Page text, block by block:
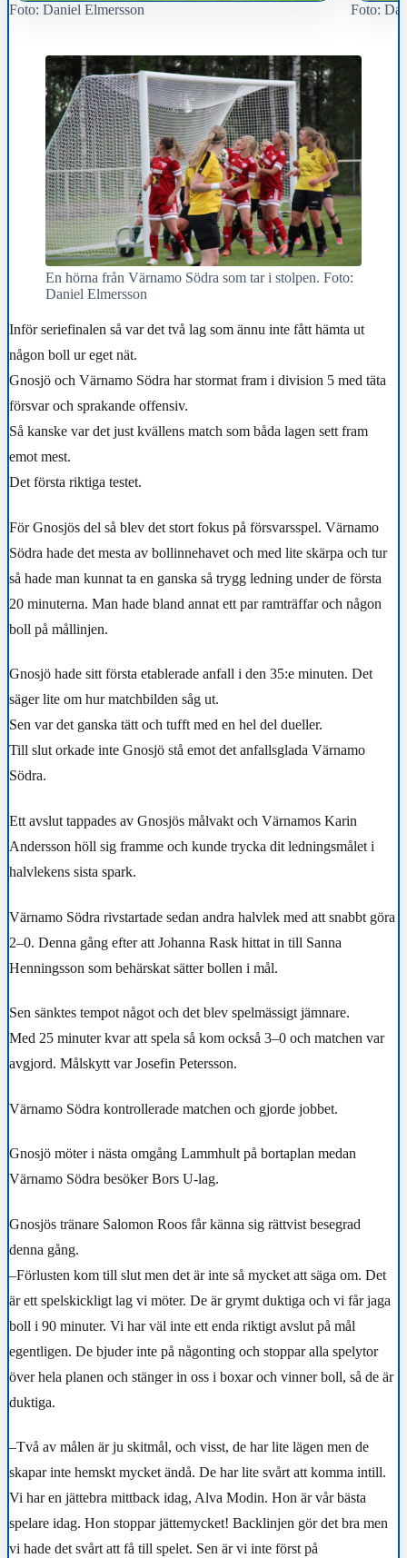
Foto: Daniel Elmersson Foto:
En hörna från Värnamo Södra som tar i stolpen. Foto:
Daniel Elmersson
Inför seriefinalen så var det två lag som ännu inte fått hämta ut
någon boll ur eget nät.
Gnosjö och Värnamo Södra har stormat fram i division 5 med täta
försvar och sprakande offensiv.
Så kanske var det just kvällens match som båda lagen sett fram
emot mest.
Det första riktiga testet.
För Gnosjös del så blev det stort fokus på försvarsspel. Värnamo
Södra hade det mesta av bollinnehavet och med lite skärpa och tur
så hade man kunnat ta en ganska så trygg ledning under de första
20 minuterna. Man hade bland annat ett par ramträffar och någon
boll på mållinjen.
Gnosjö hade sitt första etablerade anfall i den 35:e minuten. Det
säger lite om hur matchbilden såg ut.
Sen var det ganska tätt och tufft med en hel del dueller.
Till slut orkade inte Gnosjö stå emot det anfallsglada Värnamo
Södra.
Ett avslut tappades av Gnosjös målvakt och Värnamos Karin
Andersson höll sig framme och kunde trycka dit ledningsmålet i
halvlekens sista spark.
Värnamo Södra rivstartade sedan andra halvlek med att snabbt göra
2–0. Denna gång efter att Johanna Rask hittat in till Sanna
Henningsson som behärskat sätter bollen i mål.
Sen sänktes tempot något och det blev spelmässigt jämnare.
Med 25 minuter kvar att spela så kom också 3–0 och matchen var
avgjord. Målskytt var Josefin Petersson.
Värnamo Södra kontrollerade matchen och gjorde jobbet.
Gnosjö möter i nästa omgång Lammhult på bortaplan medan
Värnamo Södra besöker Bors U-lag.
Gnosjös tränare Salomon Roos får känna sig rättvist besegrad
denna gång.
–Förlusten kom till slut men det är inte så mycket att säga om. Det
är ett spelskickligt lag vi möter. De är grymt duktiga och vi får jaga
boll i 90 minuter. Vi har väl inte ett enda riktigt avslut på mål
egentligen. De bjuder inte på någonting och stoppar alla spelytor
över hela planen och stänger in oss i boxar och vinner boll, så de är
duktiga.
–Två av målen är ju skitmål, och visst, de har lite lägen men de
skapar inte hemskt mycket ändå. De har lite svårt att komma intill.
Vi har en jättebra mittback idag, Alva Modin. Hon är vår bästa
spelare idag. Hon stoppar jättemycket! Backlinjen gör det bra men
vi hade det svårt att få till spelet. Sen är vi inte först på